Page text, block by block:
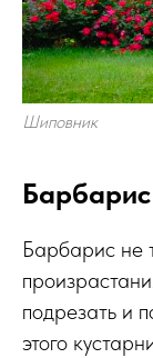
Шиповник
Барбарис
Барбарис не
подрезать и
этого